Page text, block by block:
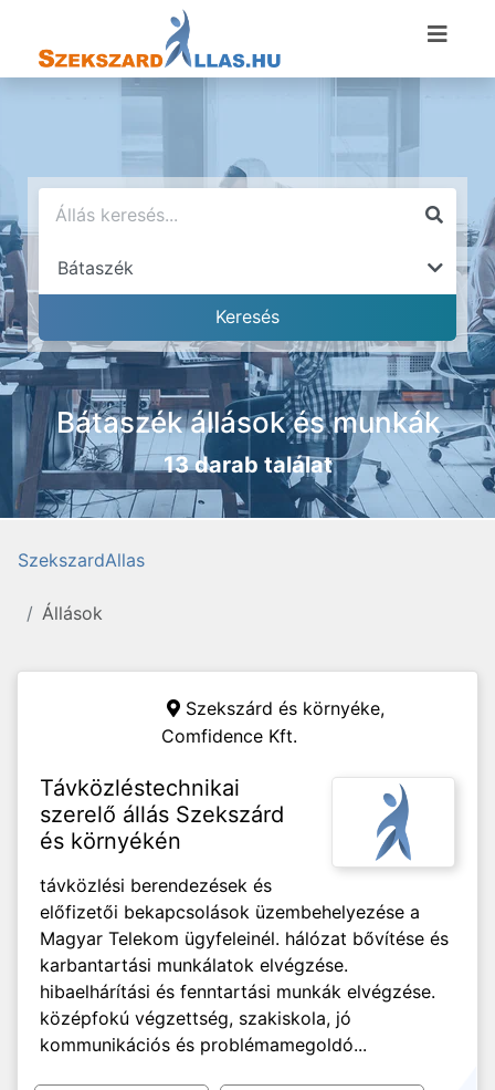
Bátaszék állások és munkák
13 darab találat
SzekszardAllas
Állások
Szekszárd és környéke,
Comfidence Kft.
Távközléstechnikai
szerelő állás Szekszárd
és környékén
távközlési berendezések és
előfizetői bekapcsolások üzembehelyezése a
Magyar Telekom ügyfeleinél. hálózat bővítése és
karbantartási munkálatok elvégzése.
hibaelhárítási és fenntartási munkák elvégzése.
középfokú végzettség, szakiskola, jó
kommunikációs és problémamegoldó...